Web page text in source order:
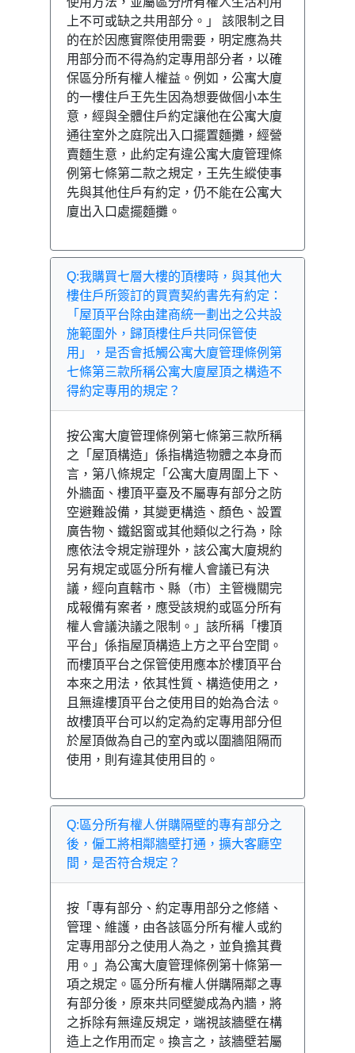
上不可或缺之共用部分。」 該限制之目
的在於因應實際使用需要，明定應為共
用部分而不得為約定專用部分者，以確
保區分所有權人權益。例如，公寓大廈
的一樓住戶王先生因為想要做個小本生
意，經與全體住戶約定讓他在公寓大廈
通往室外之庭院出入口擺置麵攤，經營
賣麵生意，此約定有違公寓大廈管理條
例第七條第二款之規定，王先生縱使事
先與其他住戶有約定，仍不能在公寓大
廈出入口處擺麵攤。
Q:我購買七層大樓的頂樓時，與其他大
樓住戶所簽訂的買賣契約書先有約定：
「屋頂平台除由建商統一劃出之公共設
施範圍外，歸頂樓住戶共同保管使
用」，是否會抵觸公寓大廈管理條例第
七條第三款所稱公寓大廈屋頂之構造不
得約定專用的規定？
按公寓大廈管理條例第七條第三款所稱
之「屋頂構造」係指構造物體之本身而
言，第八條規定「公寓大廈周圍上下、
外牆面、樓頂平臺及不屬專有部分之防
空避難設備，其變更構造、顏色、設置
廣告物、鐵鋁窗或其他類似之行為，除
應依法令規定辦理外，該公寓大廈規約
另有規定或區分所有權人會議已有決
議，經向直轄市、縣（市）主管機關完
成報備有案者，應受該規約或區分所有
權人會議決議之限制。」該所稱「樓頂
平台」係指屋頂構造上方之平台空間。
而樓頂平台之保管使用應本於樓頂平台
本來之用法，依其性質、構造使用之，
且無違樓頂平台之使用目的始為合法。
故樓頂平台可以約定為約定專用部分但
於屋頂做為自己的室內或以圍牆阻隔而
使用，則有違其使用目的。
Q:區分所有權人併購隔壁的專有部分之
後，僱工將相鄰牆壁打通，擴大客廳空
間，是否符合規定？
按「專有部分、約定專用部分之修繕、
管理、維護，由各該區分所有權人或約
定專用部分之使用人為之，並負擔其費
用。」為公寓大廈管理條例第十條第一
項之規定。區分所有權人併購隔鄰之專
有部分後，原來共同壁變成為內牆，將
之拆除有無違反規定，端視該牆壁在構
造上之作用而定。換言之，該牆壁若屬